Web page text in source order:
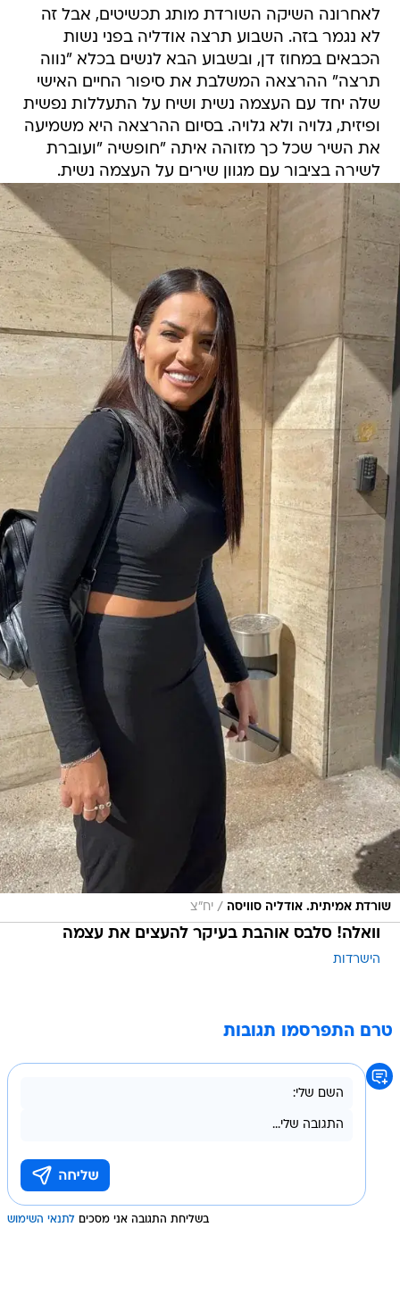
לאחרונה השיקה השורדת מותג תכשיטים, אבל זה
לא נגמר בזה. השבוע תרצה אודליה בפני נשות
הכבאים במחוז דן, ובשבוע הבא לנשים בכלא "נווה
תרצה" ההרצאה המשלבת את סיפור החיים האישי
שלה יחד עם העצמה נשית ושיח על התעללות נפשית
ופיזית, גלויה ולא גלויה. בסיום ההרצאה היא משמיעה
את השיר שכל כך מזוהה איתה "חופשיה "ועוברת
לשירה בציבור עם מגוון שירים על העצמה נשית.
שורדת אמיתית. אודליה סוויסה / יח"צ
וואלה! סלבס אוהבת בעיקר להעצים את עצמה
הישרדות
טרם התפרסמו תגובות
בשליחת התגובה אני מסכים לתנאי השימוש